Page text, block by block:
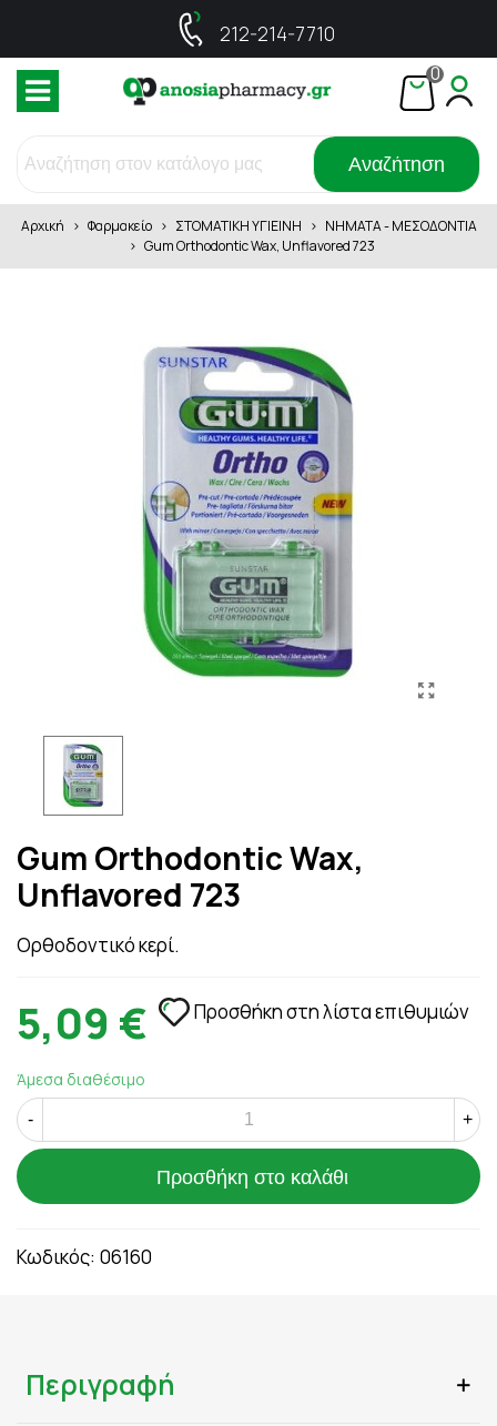
212-214-7710
0
Αναζήτηση
Αρχική > Φαρμακείο > ΣΤΟΜΑΤΙΚΗ ΥΓΙΕΙΝΗ > ΝΗΜΑΤΑ - ΜΕΣΟΔΟΝΤΙΑ
> Gum Orthodontic Wax, Unflavored 723
Gum Orthodontic Wax,
Unflavored 723
Ορθοδοντικό κερί.
5,09 € Προσθήκη στη λίστα επιθυμιών
Άμεσα διαθέσιμο
- +
Προσθήκη στο καλάθι
Κωδικός: 06160
Περιγραφή